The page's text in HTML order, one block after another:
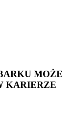
MOŻE
KARIERZE